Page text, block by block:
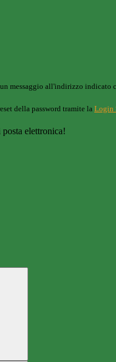
messaggio all'indirizzo indicato
della password tramite la Login
elettronica!